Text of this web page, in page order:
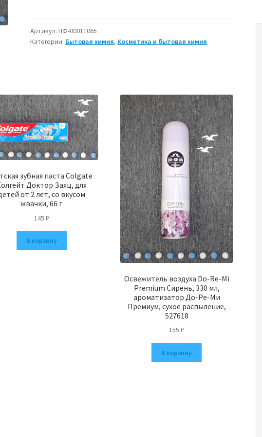
стирки
белья
шт.
по
8
г.,
японская
Marabu
Japan,
010957
Артикул:НФ-00011065
Категории: Бытовая химия, Косметика и бытовая химия
зубная паста Colgate
Доктор Заяц, для
от 2 лет, со вкусом
жвачки, 66 г
145 ₽
В корзину
Освежитель воздуха Do-Re-Mi
Premium Сирень, 330 мл,
ароматизатор До-Ре-Ми
Премиум, сухое распыление,
527618
155₽
В корзину